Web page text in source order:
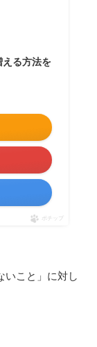
る方法を
ポチップ
いこと」に対し